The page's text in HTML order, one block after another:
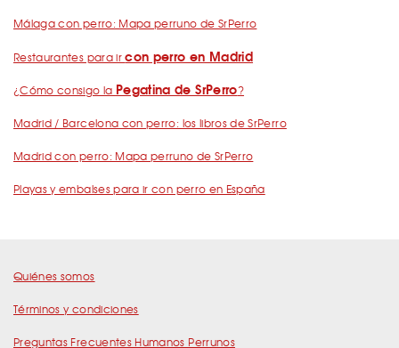
Málaga con perro: Mapa perruno de SrPerro
Restaurantes para ircon perro en Madrid
¿Cómo consigo la Pegatina de SrPerro?
Madrid / Barcelona con perro: los libros de SrPerro
Madrid con perro: Mapa perruno de SrPerro
Playas y embalses para ir con perro en España
Quiénes somos
Términos y condiciones
Preguntas Frecuentes Humanos Perrunos